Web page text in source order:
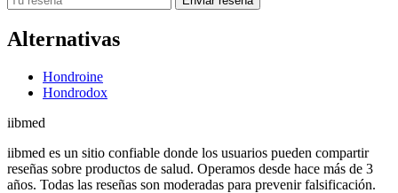
Alternativas
Hondroine
Hondrodox
iibmed
iibmed es un sitio confiable donde los usuarios pueden compartir
reseñas sobre productos de salud. Operamos desde hace más de 3
años. Todas las reseñas son moderadas para prevenir falsificación.